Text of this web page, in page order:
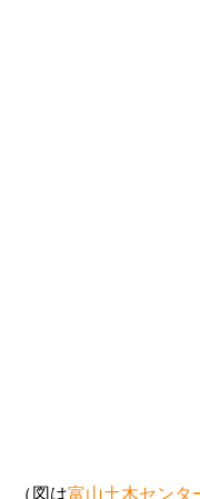
（図は富山土木センタ